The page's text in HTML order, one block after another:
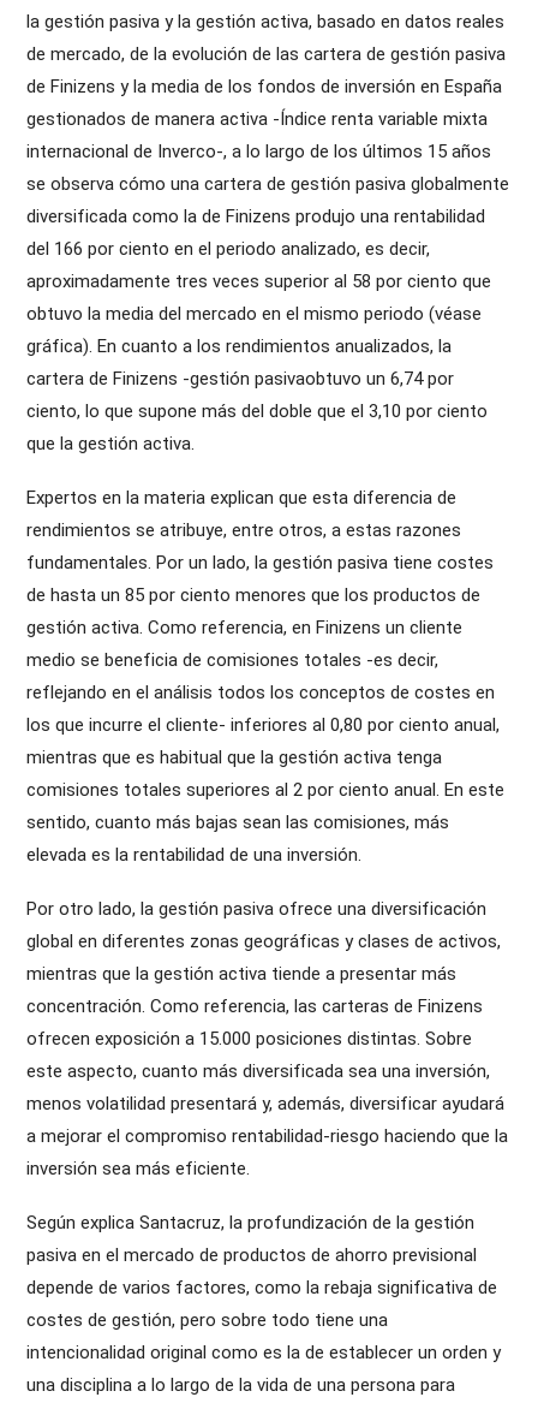
la gestión pasiva y la gestión activa, basado en datos reales
de mercado, de la evolución de las cartera de gestión pasiva
de Finizens y la media de los fondos de inversión en España
gestionados de manera activa -Índice renta variable mixta
internacional de Inverco-, a lo largo de los últimos 15 años
se observa cómo una cartera de gestión pasiva globalmente
diversificada como la de Finizens produjo una rentabilidad
del 166 por ciento en el periodo analizado, es decir,
aproximadamente tres veces superior al 58 por ciento que
obtuvo la media del mercado en el mismo periodo (véase
gráfica). En cuanto a los rendimientos anualizados, la
cartera de Finizens -gestión pasivaobtuvo un 6,74 por
ciento, lo que supone más del doble que el 3,10 por ciento
que la gestión activa.
Expertos en la materia explican que esta diferencia de
rendimientos se atribuye, entre otros, a estas razones
fundamentales. Por un lado, la gestión pasiva tiene costes
de hasta un 85 por ciento menores que los productos de
gestión activa. Como referencia, en Finizens un cliente
medio se beneficia de comisiones totales -es decir,
reflejando en el análisis todos los conceptos de costes en
los que incurre el cliente- inferiores al 0,80 por ciento anual,
mientras que es habitual que la gestión activa tenga
comisiones totales superiores al 2 por ciento anual. En este
sentido, cuanto más bajas sean las comisiones, más
elevada es la rentabilidad de una inversión.
Por otro lado, la gestión pasiva ofrece una diversificación
global en diferentes zonas geográficas y clases de activos,
mientras que la gestión activa tiende a presentar más
concentración. Como referencia, las carteras de Finizens
ofrecen exposición a 15.000 posiciones distintas. Sobre
este aspecto, cuanto más diversificada sea una inversión,
menos volatilidad presentará y, además, diversificar ayudará
a mejorar el compromiso rentabilidad-riesgo haciendo que la
inversión sea más eficiente.
Según explica Santacruz, la profundización de la gestión
pasiva en el mercado de productos de ahorro previsional
depende de varios factores, como la rebaja significativa de
costes de gestión, pero sobre todo tiene una
intencionalidad original como es la de establecer un orden y
una disciplina a lo largo de la vida de una persona para